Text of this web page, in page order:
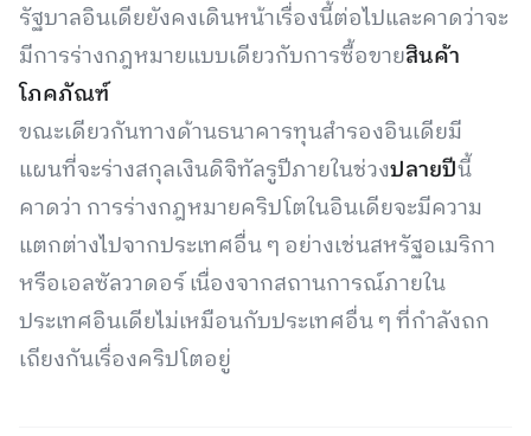
รัฐบาลอินเดียยังคงเดินหน้าเรื่องนี้ต่อไปและคาดว่าจะ
มีการร่างกฎหมายแบบเดียวกับการซื้อขายสินค้า
โภคภัณฑ์
ขณะเดียวกันทางด้านธนาคารทุนสำรองอินเดียมี
แผนที่จะร่างสกุลเงินดิจิทัลรูปีภายในช่วงปลายปีนี้
คาดว่า การร่างกฎหมายคริปโตในอินเดียจะมีความ
แตกต่างไปจากประเทศอื่น ๆ อย่างเช่นสหรัฐอเมริกา
หรือเอลซัลวาดอร์ เนื่องจากสถานการณ์ภายใน
ประเทศอินเดียไม่เหมือนกับประเทศอื่น ๆ ที่กำลังถก
เถียงกันเรื่องคริปโตอยู่